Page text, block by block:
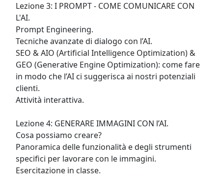
Lezione 3: I PROMPT - COME COMUNICARE CON
L'AI.
Prompt Engineering.
Tecniche avanzate di dialogo con l’AI.
SEO & AIO (Artificial Intelligence Optimization) &
GEO (Generative Engine Optimization): come fare
in modo che l’AI ci suggerisca ai nostri potenziali
clienti.
Attività interattiva.
Lezione 4: GENERARE IMMAGINI CON l’AI.
Cosa possiamo creare?
Panoramica delle funzionalità e degli strumenti
specifici per lavorare con le immagini.
Esercitazione in classe.